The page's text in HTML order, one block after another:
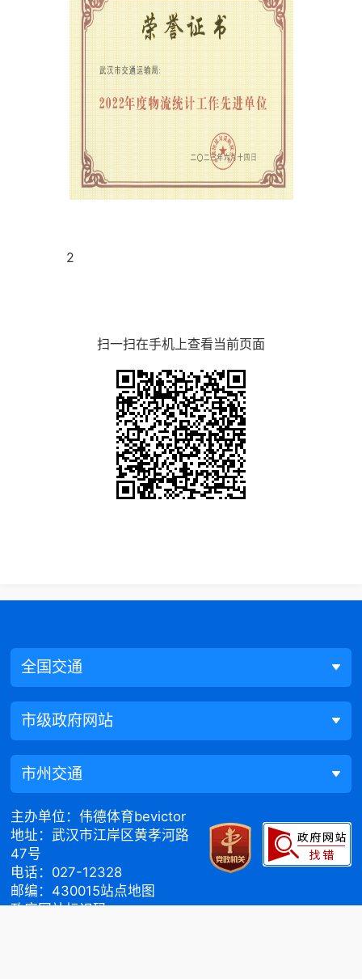
2
扫一扫在手机上查看当前页面
全国交通
市级政府网站
市州交通
主办单位：伟德体育bevictor
地址：武汉市江岸区黄孝河路
47号
电话：027-12328
邮编：430015站点地图
政府网站标识码：